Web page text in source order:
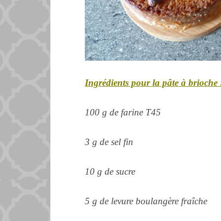
Ingrédients pour la pâte à brioche
100 g de farine T45
3 g de sel fin
10 g de sucre
5 g de levure boulangère fraîche